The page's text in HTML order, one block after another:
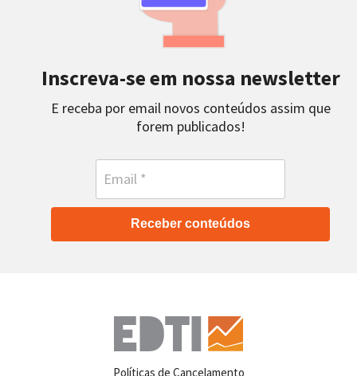
Inscreva-se em nossa newsletter
E receba por email novos conteúdos assim que
forem publicados!
Receber conteúdos
Políticas de Cancelamento